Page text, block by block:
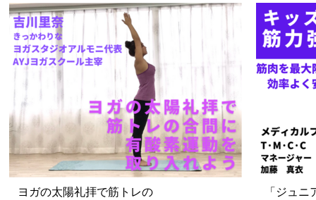
ヨガの太陽礼拝で筋トレの
「ジュ